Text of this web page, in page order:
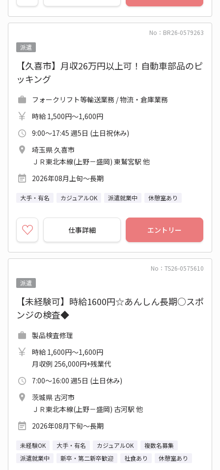
No：BR26-0579263
派遣
【久喜市】月収26万円以上可！自動車部品のピ
ッキング
フォークリフト等輸送業務 / 物流・倉庫業務
時給 1,500円～1,600円
9:00～17:45 週5日 (土日祝休み)
埼玉県 久喜市
ＪＲ東北本線(上野－盛岡) 東鷲宮駅 他
2026年08月上旬～長期
大手・有名 カジュアルOK 派遣就業中 休憩室あり
仕事詳細 エントリー
No：TS26-0575610
派遣
【未経験可】時給1600円☆あんしん長期○スポ
ンジの検査◆
製品検査修理
時給 1,600円～1,600円
月収例 256,000円+残業代
7:00～16:00 週5日 (土日休み)
茨城県 古河市
ＪＲ東北本線(上野－盛岡) 古河駅 他
2026年08月下旬～長期
未経験OK 大手・有名 カジュアルOK
複数名募集
派遣就業中
新卒・第二新卒歓迎 社食あり 休憩室あり